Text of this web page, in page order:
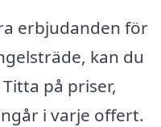
erbjudanden för
kan du
på priser,
i varje offert.